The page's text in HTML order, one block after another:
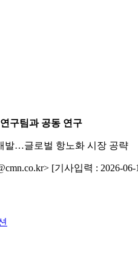
구팀과 공동 연구
발…글로벌 항노화 시장 공략
[기사입력 : 2026-